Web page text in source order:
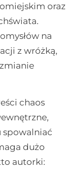
oraz
na
z wróżką,
chaos
spowalniać
dużo
autorki: